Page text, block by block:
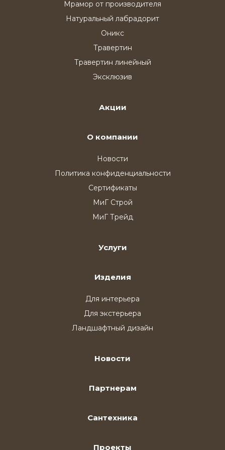
Мрамор от производителя
Натуральный лабрадорит
Оникс
Травертин
Травертин линейный
Эксклюзив
Акции
О компании
Новости
Политика конфиденциальности
Сертификаты
МиГ Строй
МиГ Трейд
Услуги
Изделия
Для интерьера
Для экстерьера
Ландшафтный дизайн
Новости
Партнерам
Сантехника
Проекты